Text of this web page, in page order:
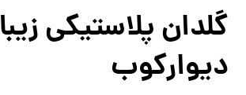
گلدان پلاستیکی زیبا
دیوارکوب